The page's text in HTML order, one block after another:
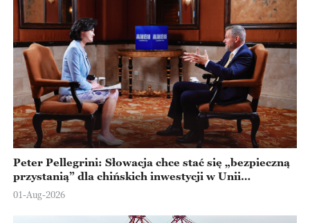
Peter Pellegrini: Słowacja chce stać się „bezpieczną
przystanią” dla chińskich inwestycji w Unii
Europejskiej
01-Aug-2026